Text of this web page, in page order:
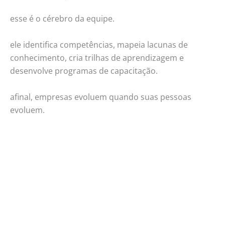
esse é o cérebro da equipe.
ele identifica competências, mapeia lacunas de
conhecimento, cria trilhas de aprendizagem e
desenvolve programas de capacitação.
afinal, empresas evoluem quando suas pessoas
evoluem.